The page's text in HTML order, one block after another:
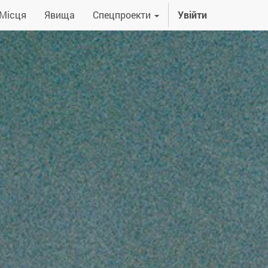
Явища Спецпроекти Увійти